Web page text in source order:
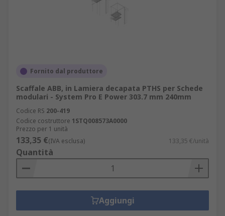
Fornito dal produttore
Scaffale ABB, in Lamiera decapata PTHS per Schede
modulari - System Pro E Power 303.7 mm 240mm
Codice RS 200-419
Codice costruttore 1STQ008573A0000
Prezzo per 1 unità
133,35 €(IVA esclusa) 133,35 €/unità
Quantità
Aggiungi